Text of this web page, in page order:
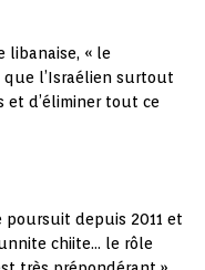
libanaise, « le
l’Israélien surtout
et d’éliminer tout ce
poursuit depuis 2011 et
chiite… le rôle